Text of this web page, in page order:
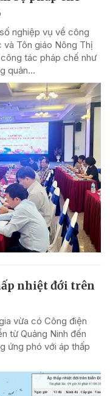
nghiệp vụ về công
Tôn giáo Nông Thị
tác pháp chế như
quản...
nhiệt đới trên
vừa có Công điện
từ Quảng Ninh đến
ứng phó với áp thấp